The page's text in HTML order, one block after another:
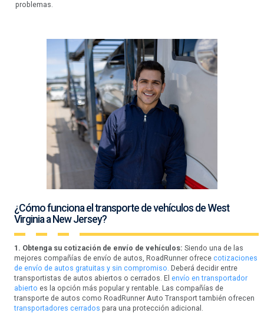
problemas.
¿Cómo funciona el transporte de vehículos de West
Virginia a New Jersey?
1. Obtenga su cotización de envío de vehículos: Siendo una de las
mejores compañías de envío de autos, RoadRunner ofrece cotizaciones
de envío de autos gratuitas y sin compromiso. Deberá decidir entre
transportistas de autos abiertos o cerrados. El envío en transportador
abierto es la opción más popular y rentable. Las compañías de
transporte de autos como RoadRunner Auto Transport también ofrecen
transportadores cerrados para una protección adicional.